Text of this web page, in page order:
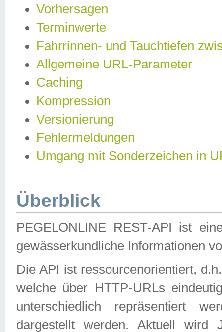
Vorhersagen
Terminwerte
Fahrrinnen- und Tauchtiefen
Allgemeine URL-Parameter
Caching
Kompression
Versionierung
Fehlermeldungen
Umgang mit Sonderzeichen in
Überblick
PEGELONLINE REST-API ist
gewässerkundliche Informationen
Die API ist ressourcenorientiert,
welche über HTTP-URLs
unterschiedlich repräsentiert
dargestellt werden. Aktuell wird